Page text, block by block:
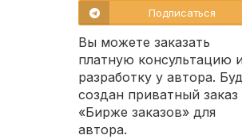
Подписаться
Вы можете заказать
платную консультацию
разработку у автора.
создан приватный заказ
«Бирже заказов» для
автора.